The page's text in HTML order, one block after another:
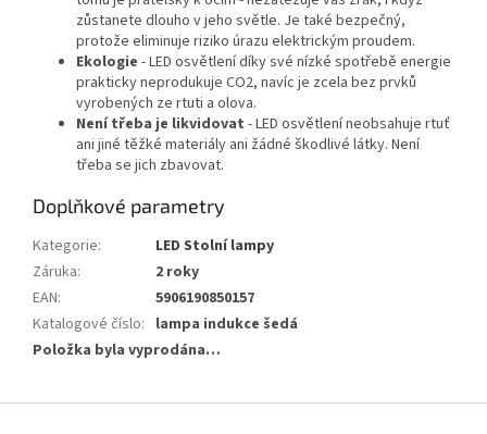
zůstanete dlouho v jeho světle. Je také bezpečný,
protože eliminuje riziko úrazu elektrickým proudem.
Ekologie - LED osvětlení díky své nízké spotřebě energie
prakticky neprodukuje CO2, navíc je zcela bez prvků
vyrobených ze rtuti a olova.
Není třeba je likvidovat - LED osvětlení neobsahuje rtuť
ani jiné těžké materiály ani žádné škodlivé látky. Není
třeba se jich zbavovat.
Doplňkové parametry
Kategorie:
LED Stolní lampy
Záruka:
2 roky
EAN:
5906190850157
Katalogové číslo: lampa indukce šedá
Položka byla vyprodána…